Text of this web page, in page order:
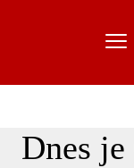
Dnes je